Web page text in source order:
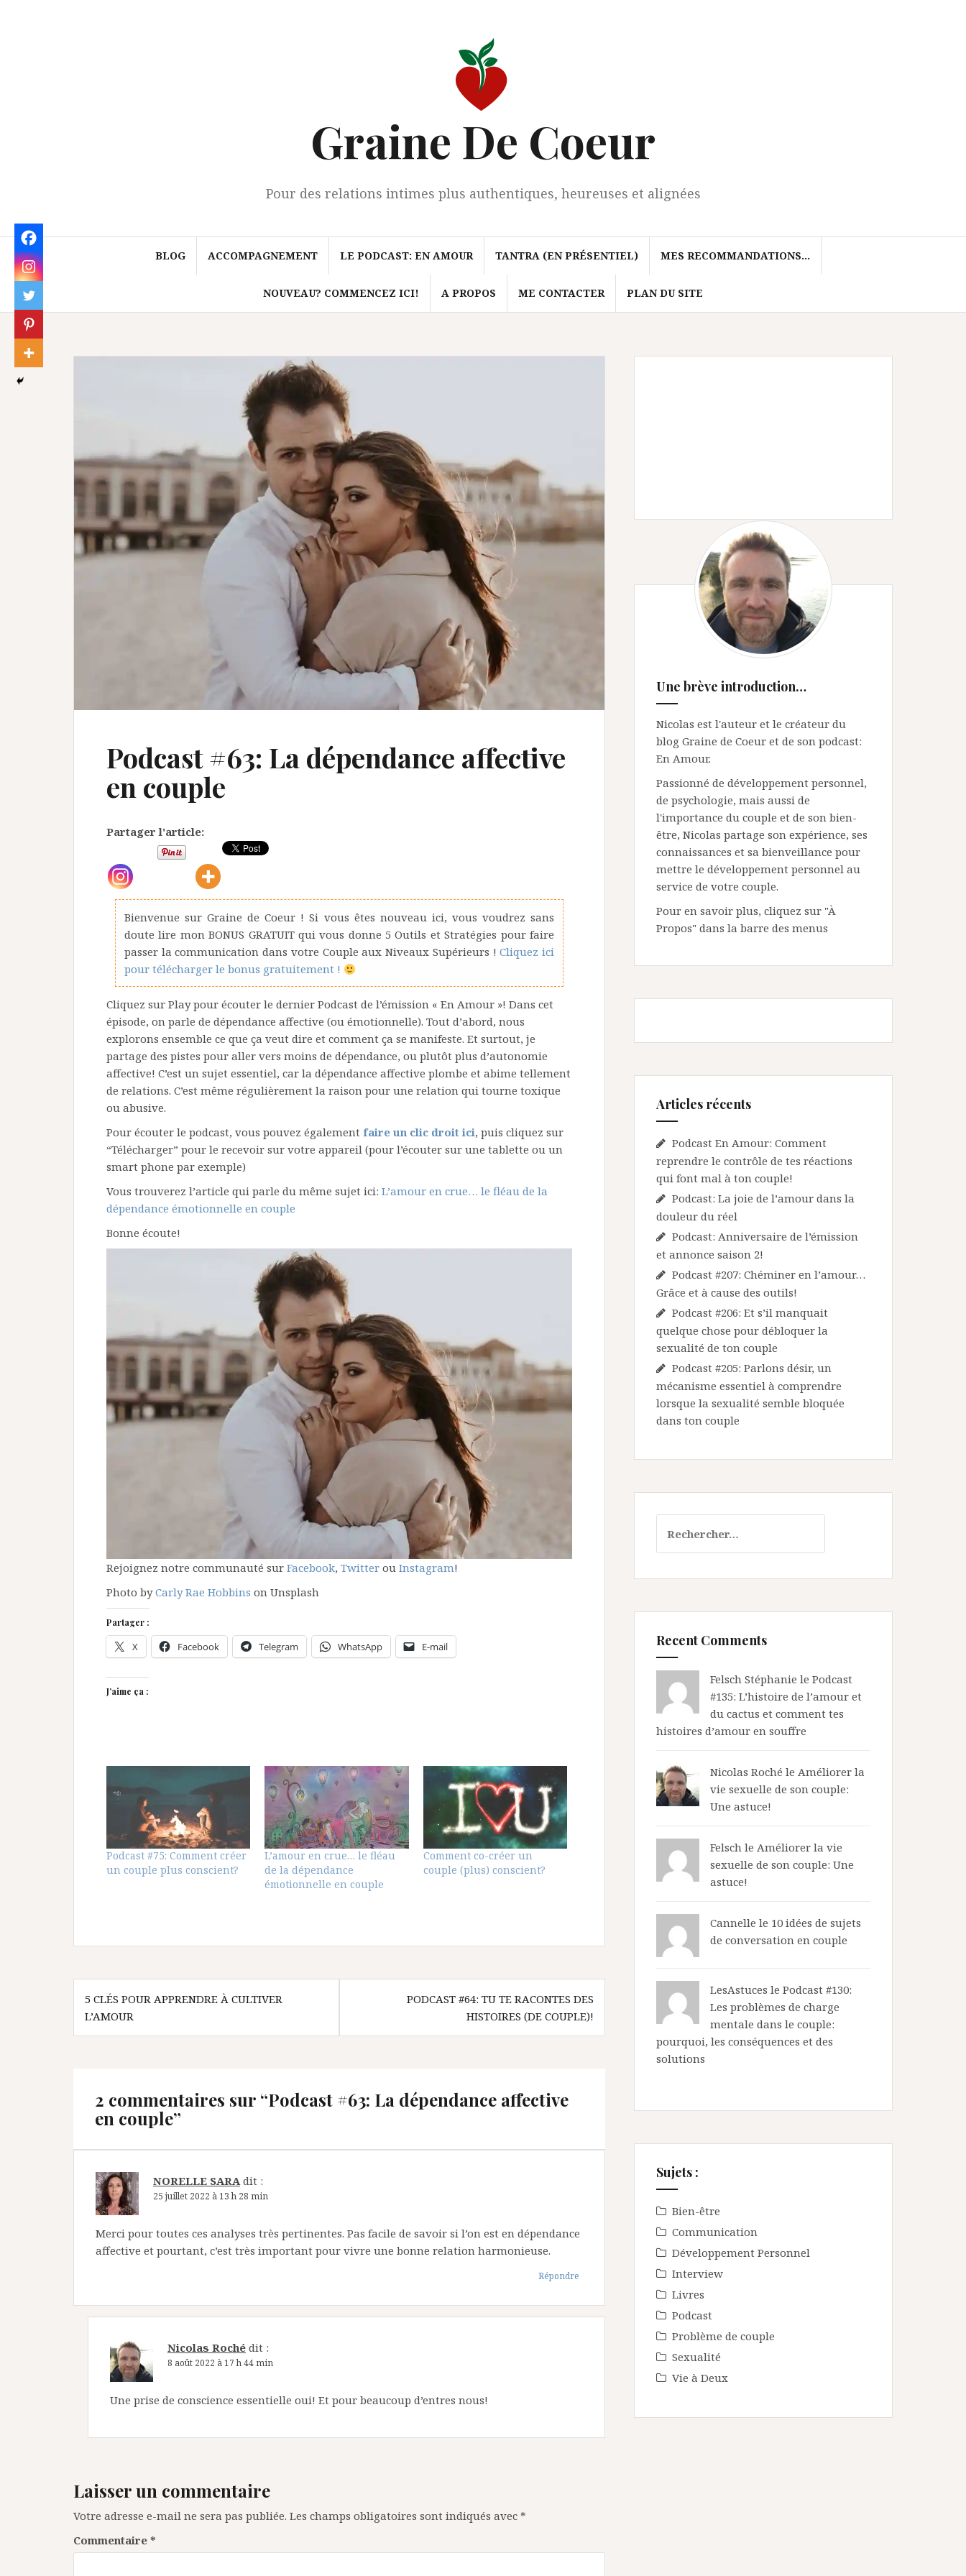
Graine De Coeur
Pour des relations intimes plus authentiques, heureuses et alignées
BLOG ACCOMPAGNEMENT LE PODCAST: EN AMOUR TANTRA (EN PRÉSENTIEL) MES RECOMMANDATIONS…
NOUVEAU? COMMENCEZ ICI! A PROPOS ME CONTACTER PLAN DU SITE
Podcast #63: La dépendance affective
en couple
Partager l'article:
Bienvenue sur Graine de Coeur ! Si vous êtes nouveau ici, vous voudrez sans
doute lire mon BONUS GRATUIT qui vous donne 5 Outils et Stratégies pour faire
passer la communication dans votre Couple aux Niveaux Supérieurs !Cliquez ici
pour télécharger le bonus gratuitement !
Cliquez sur Play pour écouter le dernier Podcast de l’émission « En Amour »! Dans cet
épisode, on parle de dépendance affective (ou émotionnelle). Tout d’abord, nous
explorons ensemble ce que ça veut dire et comment ça se manifeste. Et surtout, je
partage des pistes pour aller vers moins de dépendance, ou plutôt plus d’autonomie
affective! C’est un sujet essentiel, car la dépendance affective plombe et abime tellement
de relations. C’est même régulièrement la raison pour une relation qui tourne toxique
ou abusive.
Pour écouter le podcast, vous pouvez également faire un clic droit ici, puis cliquez sur
“Télécharger” pour le recevoir sur votre appareil (pour l’écouter sur une tablette ou un
smart phone par exemple)
Vous trouverez l’article qui parle du même sujet ici: L’amour en crue… le fléau de la
dépendance émotionnelle en couple
Bonne écoute!
Rejoignez notre communauté sur Facebook, Twitter ou Instagram!
Photo byCarly Rae Hobbins on Unsplash
Partager :
X Facebook Telegram WhatsApp E-mail
J’aime ça :
Podcast #75: Comment créer
un couple plus conscient?
L’amour en crue… le fléau
de la dépendance
émotionnelle en couple
Comment co-créer un
couple (plus) conscient?
Navigation
de
l’article
5 CLÉS POUR APPRENDRE À CULTIVER
L’AMOUR
PODCAST #64: TU TE RACONTES DES
HISTOIRES (DE COUPLE)!
2 commentaires sur “Podcast #63: La dépendance affective
en couple”
NORELLE SARA dit :
25 juillet 2022 à 13 h 28 min
Merci pour toutes ces analyses très pertinentes. Pas facile de savoir si l’on est en dépendance
affective et pourtant, c’est très important pour vivre une bonne relation harmonieuse.
Répondre
Nicolas Roché dit :
8 août 2022 à 17 h 44 min
Une prise de conscience essentielle oui! Et pour beaucoup d’entres nous!
Laisser un commentaire
Votre adresse e-mail ne sera pas publiée. Les champs obligatoires sont indiqués avec *
Commentaire *
Une brève introduction…
Nicolas est l'auteur et le créateur du
blog Graine de Coeur et de son podcast:
En Amour.
Passionné de développement personnel,
de psychologie, mais aussi de
l'importance du couple et de son bien-
être, Nicolas partage son expérience, ses
connaissances et sa bienveillance pour
mettre le développement personnel au
service de votre couple.
Pour en savoir plus, cliquez sur "À
Propos" dans la barre des menus
Articles récents
Podcast En Amour: Comment
reprendre le contrôle de tes réactions
qui font mal à ton couple!
Podcast: La joie de l’amour dans la
douleur du réel
Podcast: Anniversaire de l’émission
et annonce saison 2!
Podcast #207: Chéminer en l’amour…
Grâce et à cause des outils!
Podcast #206: Et s’il manquait
quelque chose pour débloquer la
sexualité de ton couple
Podcast #205: Parlons désir, un
mécanisme essentiel à comprendre
lorsque la sexualité semble bloquée
dans ton couple
Recent Comments
Felsch Stéphanie le Podcast
#135: L’histoire de l’amour et
du cactus et comment tes
histoires d’amour en souffre
Nicolas Roché le Améliorer la
vie sexuelle de son couple:
Une astuce!
Felsch le Améliorer la vie
sexuelle de son couple: Une
astuce!
Cannelle le 10 idées de sujets
de conversation en couple
LesAstuces le Podcast #130:
Les problèmes de charge
mentale dans le couple:
pourquoi, les conséquences et des
solutions
Sujets :
Bien-être
Communication
Développement Personnel
Interview
Livres
Podcast
Problème de couple
Sexualité
Vie à Deux